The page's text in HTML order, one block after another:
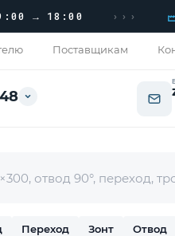
18:00 ›››
Поставщикам
Переход Зонт Отвод